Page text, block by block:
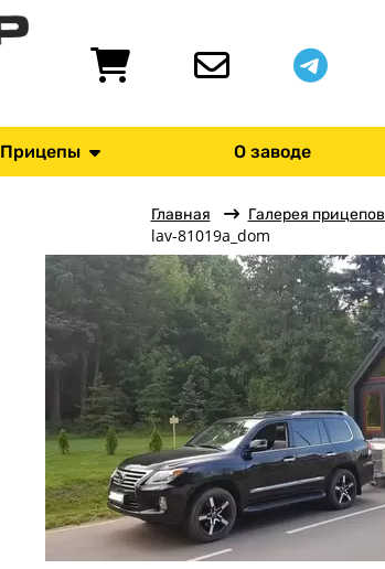
Прицепы О заводе
Главная Галерея прицепов
lav-81019a_dom